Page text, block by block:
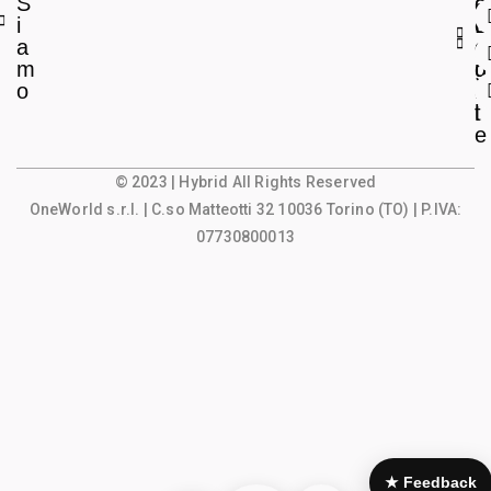
i
a
m
o
L
e
g
l
e
c
o
u
t
© 2023 | Hybrid All Rights Reserved
OneWorld s.r.l.
| C.so Matteotti 32 10036 Torino (TO) | P.IVA:
07730800013
★ Feedback